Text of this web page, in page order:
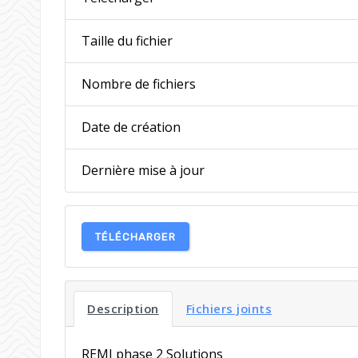
Taille du fichier
Nombre de fichiers
Date de création
Dernière mise à jour
TÉLÉCHARGER
Description Fichiers joints
REMI phase 2 Solutions